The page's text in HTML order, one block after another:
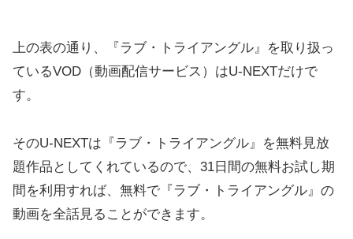
上の表の通り、『ラブ・トライアングル』を取り扱っ
ているVOD（動画配信サービス）はU-NEXTだけで
す。
そのU-NEXTは『ラブ・トライアングル』を無料見放
題作品としてくれているので、31日間の無料お試し期
間を利用すれば、無料で『ラブ・トライアングル』の
動画を全話見ることができます。